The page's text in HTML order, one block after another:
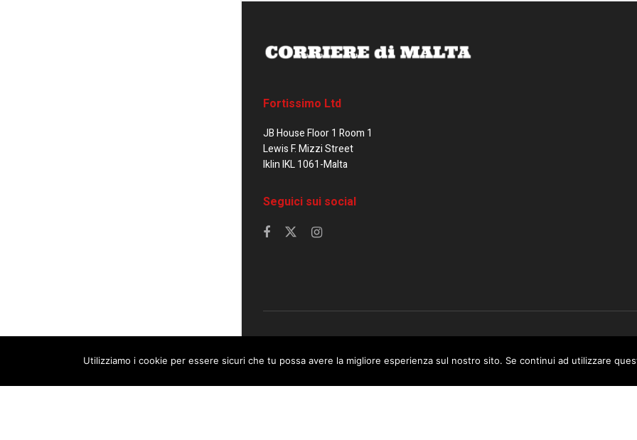
Fortissimo Ltd
JB House Floor 1 Room 1
Lewis F. Mizzi Street
Iklin IKL 1061-Malta
Seguici sui social
© 2023 Corriere di Malta / Fortissimo Ltd
This website uses cookies. By continuing to use this website you are giving consent to cookies being used. Visit
Utilizziamo i cookie per essere sicuri che tu possa avere la migliore esperienza sul nostro sito. Se continui ad utilizzare